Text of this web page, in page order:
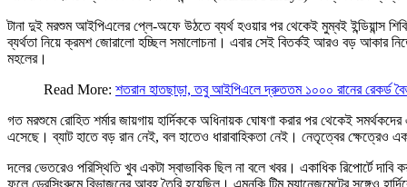
টানা দুই মরশুম আইপিএলের প্লে-অফে উঠতে ব্যর্থ হওয়ার পর থেকেই মুম্বই ইন্ডিয়ান্স
ব্যর্থতা নিয়ে ক্রমশ জোরালো হচ্ছিল সমালোচনা। এবার সেই বিতর্কই আরও বড় আকার
মহলের।
Read More: শতরান হাতছাড়া, তবু আইপিএলে দ্রুততম ১০০০ রানের রেকর্ড
গত মরশুমে রোহিত শর্মার জায়গায় হার্দিককে অধিনায়ক ঘোষণা করার পর থেকেই
এসেছে। ব্যাট হাতে বড় রান নেই, বল হাতেও ধারাবাহিকতা নেই। নেতৃত্বের ক্ষেত্রেও
দলের ভেতরেও পরিস্থিতি খুব একটা স্বাভাবিক ছিল না বলে খবর। একাধিক রিপোর্টে
ফলে ড্রেসিংরুমে বিভাজনের আবহ তৈরি হয়েছিল। এমনকি টিম ম্যানেজমেন্টের সঙ্গেও